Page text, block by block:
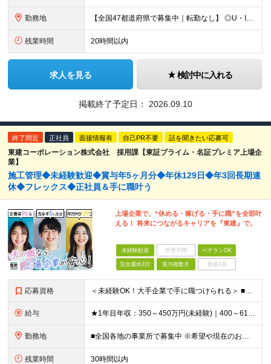
勤務地 【全国47都道府県で募集中｜転勤なし】 ◎U・Iターン歓迎！家具家電付き＆家賃ナシの社員寮を完備 ◎東京支店は2025年7月に移転したばかりの綺麗なオフィス 東京・横浜・大阪・名古屋・福岡など 全国
残業時間 20時間以内
求人を見る 検討中に入れる
掲載終了予定日： 2026.09.10
終了間近 正社員 面接情報有 自己PR不要 話を聞きたい応募可
東建コーポレーション株式会社 採用課【東証プライム・名証プレミア上場企
業】
施工管理◆未経験歓迎◆賞与年5ヶ月分◆年休129日◆年3回長期連
休◆フレックス◆正社員＆手に職叶う
上場企業で、“休める・稼げる・手に職”を全部叶
える！ 将来につながるキャリアを『東建』で。
未経験歓迎 学歴不問 ベテランOK
完全週休2日 賞与複数月 面接1回
応募資格 ＜未経験OK！大手企業で手に職つけられる＞ ■高卒以上 ■普通自動車免許をお持ちの方 ◎20代～50代まで幅広い年代層の転職実績あり
給与 ★1年目年収：350～450万円(未経験)｜400～610万円(経験者) ★ゆくゆく年収700万～900万円も可能。昇給率に自信あり！ ★賞与約5ヶ月分支給 【未経験】 月給21万1,400円～24
勤務地 ■全国各地の事業所で募集中 ※希望や現在のお住まいを考慮！面接時に希望の勤務地をお聞かせください ※現場への直行、自宅への直帰可能です ※Uターン・Iターンも歓迎します ■本社所在地 愛知県名古屋市
残業時間 30時間以内